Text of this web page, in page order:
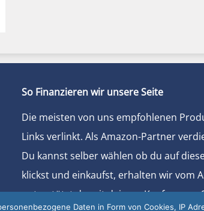
So Finanzieren wir unsere Seite
Die meisten von uns empfohlenen
Links verlinkt. Als Amazon-Partner
Du kannst selber wählen ob du auf
klickst und einkaufst, erhalten wir vom
unterstützt du mit deinem Kauf unsere
Daten in Form von Cookies, IP